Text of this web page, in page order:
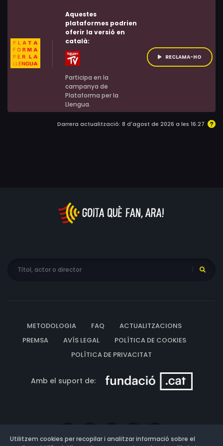
Nakamura, Yoshihiro Takayama, Shoji Miyata, Noriwo
Mitsuda, Ayumu Saito, Béla Baptiste, Asuka Kurosawa,
Motokatsu Suzuki, Yasushi Takada, Ten Miyazawa
Aquestes
plataformes podrien
oferir la versió en
català:
Participa en la
campanya de
Plataforma per la
Llengua.
RECLAMA-HO
Darrera actualització: 8 d'agost de 2026 a les 16:27
METODOLOGIA FAQ
ACTUALITZACIONS
PREMSA
AVÍS LEGAL
POLÍTICA DE COOKIES
POLÍTICA DE PRIVACITAT
Amb el suport de:
Utilitzem cookies per recopilar i analitzar informació sobre el